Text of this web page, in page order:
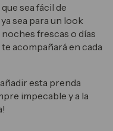
sea fácil de
sea para un look
noches frescas o días
acompañará en cada
esta prenda
impecable y a la